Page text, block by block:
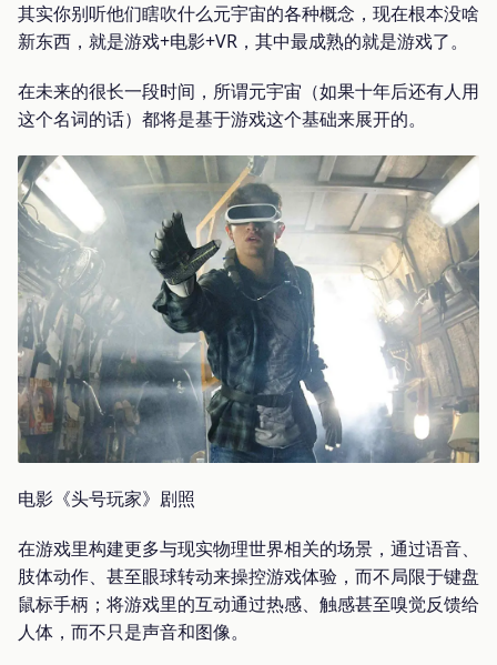
其实你别听他们瞎吹什么元宇宙的各种概念，现在根本没啥
新东西，就是游戏+电影+VR，其中最成熟的就是游戏了。
在未来的很长一段时间，所谓元宇宙（如果十年后还有人用
这个名词的话）都将是基于游戏这个基础来展开的。
电影《头号玩家》剧照
在游戏里构建更多与现实物理世界相关的场景，通过语音、
肢体动作、甚至眼球转动来操控游戏体验，而不局限于键盘
鼠标手柄；将游戏里的互动通过热感、触感甚至嗅觉反馈给
人体，而不只是声音和图像。